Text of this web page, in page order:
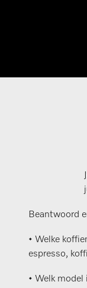
Beantwoord
• Welke
espresso,
• Welk